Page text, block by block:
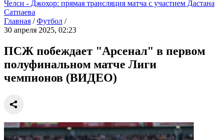
Челси - Джохор: прямая трансляция матча с участием Дастана
Сатпаева
Главная / Футбол /
30 апреля 2025, 02:23
ПСЖ побеждает "Арсенал" в первом
полуфинальном матче Лиги
чемпионов (ВИДЕО)